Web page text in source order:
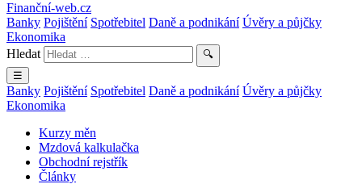
Finanční-web.cz
Banky Pojištění Spotřebitel Daně a podnikání Úvěry a půjčky
Ekonomika
Hledat
🔍
☰
Banky Pojištění Spotřebitel Daně a podnikání Úvěry a půjčky
Ekonomika
Kurzy měn
Mzdová kalkulačka
Obchodní rejstřík
Články